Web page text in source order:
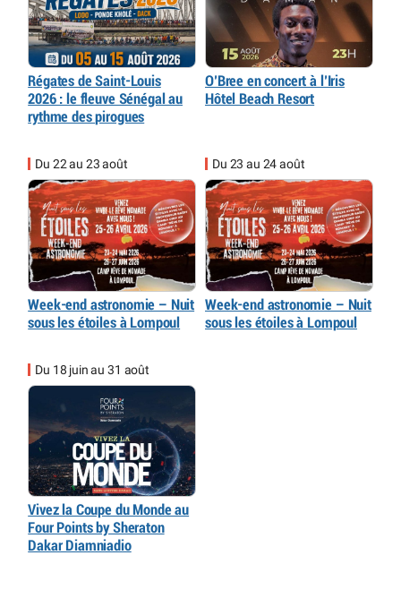
Régates de Saint-Louis
2026 : le fleuve Sénégal au
rythme des pirogues
O’Bree en concert à l’Iris
Hôtel Beach Resort
Du 22 au 23 août
Week-end astronomie – Nuit
sous les étoiles à Lompoul
Du 23 au 24 août
Week-end astronomie – Nuit
sous les étoiles à Lompoul
Du 18 juin au 31 août
Vivez la Coupe du Monde au
Four Points by Sheraton
Dakar Diamniadio